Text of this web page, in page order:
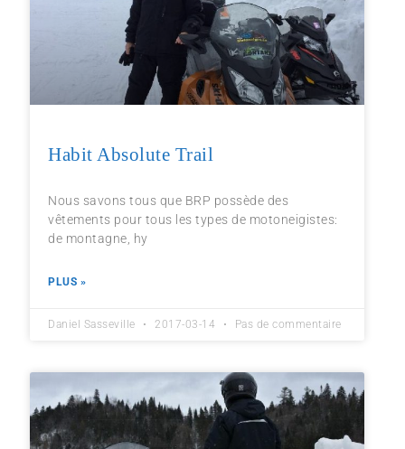
Habit Absolute Trail
Nous savons tous que BRP possède des
vêtements pour tous les types de motoneigistes:
de montagne, hy
PLUS »
Daniel Sasseville 2017-03-14 Pas de commentaire